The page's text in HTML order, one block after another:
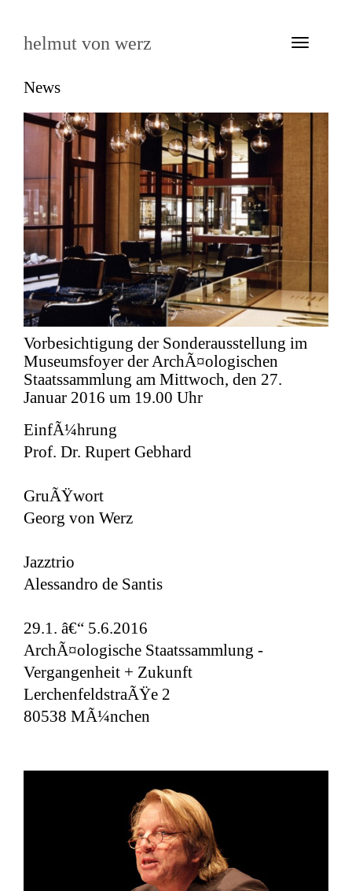
Toggle
helmut von werz
News
Vorbesichtigung der Sonderausstellung im
Museumsfoyer der ArchÃ¤ologischen
Staatssammlung am Mittwoch, den 27.
Januar 2016 um 19.00 Uhr
EinfÃ¼hrung
Prof. Dr. Rupert Gebhard
GruÃŸwort
Georg von Werz
Jazztrio
Alessandro de Santis
29.1. â€“ 5.6.2016
ArchÃ¤ologische Staatssammlung -
Vergangenheit + Zukunft
LerchenfeldstraÃŸe 2
80538 MÃ¼nchen